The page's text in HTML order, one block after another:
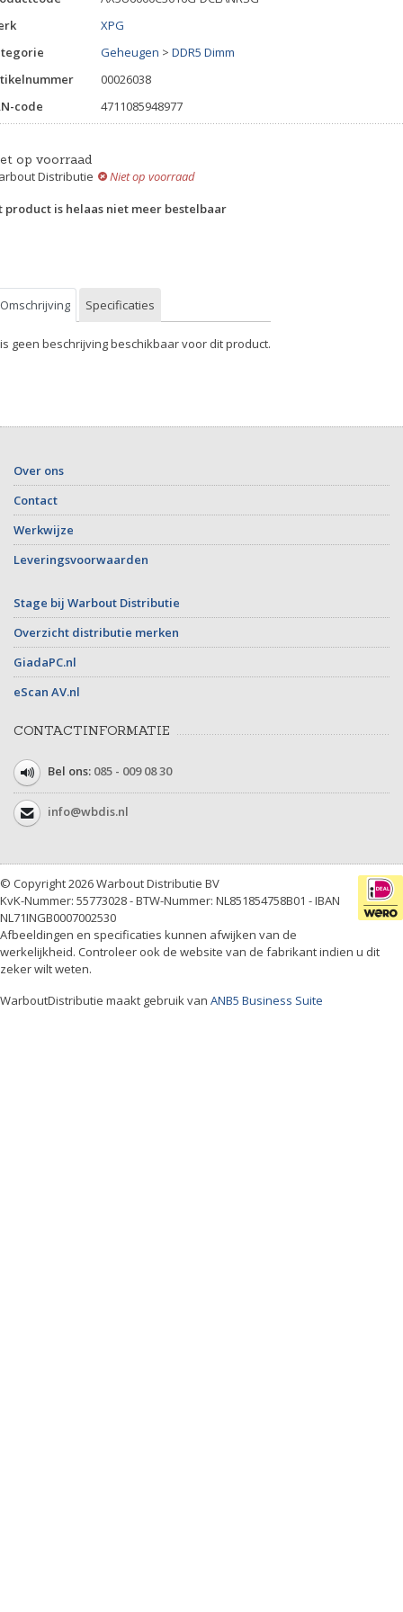
XPG
Geheugen > DDR5 Dimm
00026038
code
4711085948977
op voorraad
Distributie
Niet op voorraad
product is helaas niet meer bestelbaar
Omschrijving Specificaties
geen beschrijving beschikbaar voor dit product.
Over ons
Contact
Werkwijze
Leveringsvoorwaarden
Stage bij Warbout Distributie
Overzicht distributie merken
GiadaPC.nl
eScan AV.nl
CONTACTINFORMATIE
Bel ons: 085 - 009 08 30
info@wbdis.nl
© Copyright 2026 Warbout Distributie BV
KvK-Nummer: 55773028 - BTW-Nummer: NL851854758B01 - IBAN
NL71INGB0007002530
Afbeeldingen en specificaties kunnen afwijken van de
werkelijkheid. Controleer ook de website van de fabrikant indien u dit
zeker wilt weten.
WarboutDistributie maakt gebruik van ANB5 Business Suite